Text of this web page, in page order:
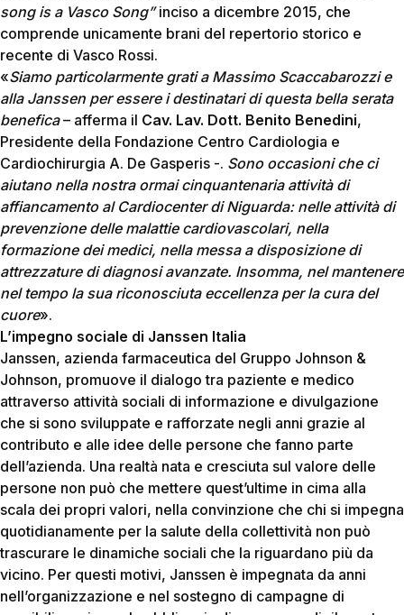
song is a Vasco Song”inciso a dicembre 2015, che
comprende unicamente brani del repertorio storico e
recente di Vasco Rossi.
«Siamo particolarmente grati a Massimo Scaccabarozzi e
alla Janssen per essere i destinatari di questa bella serata
benefica– afferma il Cav. Lav. Dott. Benito Benedini,
Presidente della Fondazione Centro Cardiologia e
Cardiochirurgia A. De Gasperis -. Sono occasioni che ci
aiutano nella nostra ormai cinquantenaria attività di
affiancamento al Cardiocenter di Niguarda: nelle attività di
prevenzione delle malattie cardiovascolari, nella
formazione dei medici, nella messa a disposizione di
attrezzature di diagnosi avanzate. Insomma, nel mantenere
nel tempo la sua riconosciuta eccellenza per la cura del
cuore».
L’impegno sociale di Janssen Italia
Janssen, azienda farmaceutica del Gruppo Johnson &
Johnson, promuove il dialogo tra paziente e medico
attraverso attività sociali di informazione e divulgazione
che si sono sviluppate e rafforzate negli anni grazie al
contributo e alle idee delle persone che fanno parte
dell’azienda. Una realtà nata e cresciuta sul valore delle
persone non può che mettere quest’ultime in cima alla
scala dei propri valori, nella convinzione che chi si impegna
quotidianamente per la salute della collettività non può
trascurare le dinamiche sociali che la riguardano più da
vicino. Per questi motivi, Janssen è impegnata da anni
nell’organizzazione e nel sostegno di campagne di